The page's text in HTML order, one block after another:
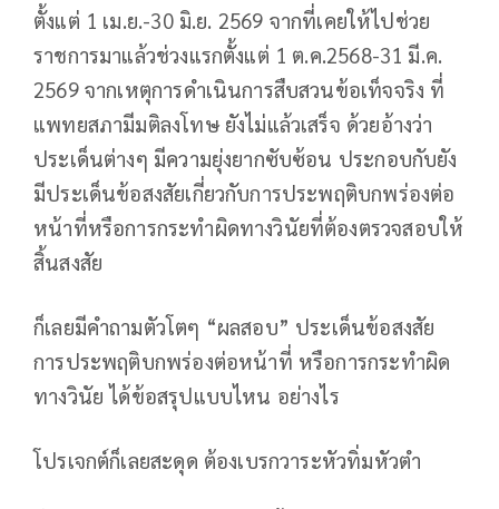
ตั้งแต่ 1 เม.ย.-30 มิ.ย. 2569 จากที่เคยให้ไปช่วย
ราชการมาแล้วช่วงแรกตั้งแต่ 1 ต.ค.2568-31 มี.ค.
2569 จากเหตุการดำเนินการสืบสวนข้อเท็จจริง ที่
แพทยสภามีมติลงโทษ ยังไม่แล้วเสร็จ ด้วยอ้างว่า
ประเด็นต่างๆ มีความยุ่งยากซับซ้อน ประกอบกับยัง
มีประเด็นข้อสงสัยเกี่ยวกับการประพฤติบกพร่องต่อ
หน้าที่หรือการกระทำผิดทางวินัยที่ต้องตรวจสอบให้
สิ้นสงสัย
ก็เลยมีคำถามตัวโตๆ “ผลสอบ” ประเด็นข้อสงสัย
การประพฤติบกพร่องต่อหน้าที่ หรือการกระทำผิด
ทางวินัย ได้ข้อสรุปแบบไหน อย่างไร
โปรเจกต์ก็เลยสะดุด ต้องเบรกวาระหัวทิ่มหัวตำ